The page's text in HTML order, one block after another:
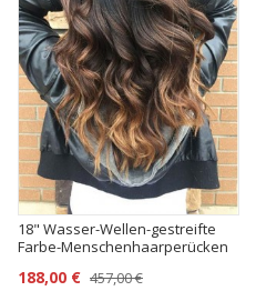
18" Wasser-Wellen-gestreifte
Farbe-Menschenhaarperücken
457,00 €
188,00 €